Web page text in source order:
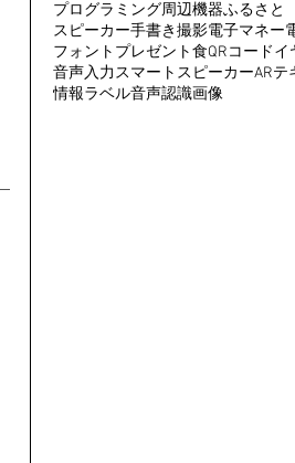
プログラミング周辺機器ふるさと
スピーカー手書き撮影電子マネー
フォント プレゼント食QRコードイ
音声入力スマートスピーカーARテ
情報ラベル音声認識画像